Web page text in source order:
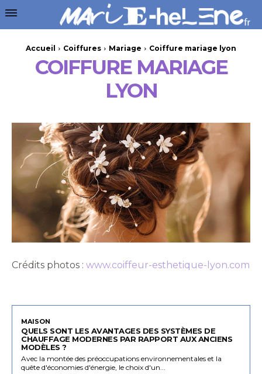
Accueil Coiffures Mariage Coiffure mariage lyon
COIFFURE MARIAGE
LYON
Crédits photos : www.coiffeur-esthetique-lyon.com
MAISON
QUELS SONT LES AVANTAGES DES SYSTÈMES DE
CHAUFFAGE MODERNES PAR RAPPORT AUX ANCIENS
MODÈLES ?
Avec la montée des préoccupations environnementales et la
quête d'économies d'énergie, le choix d'un...